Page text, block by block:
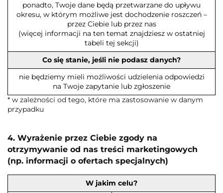
ponadto, Twoje dane będą przetwarzane do upływu
okresu, w którym możliwe jest dochodzenie roszczeń –
przez Ciebie lub przez nas
(więcej informacji na ten temat znajdziesz w ostatniej
tabeli tej sekcji)
Co się stanie, jeśli nie podasz danych?
nie będziemy mieli możliwości udzielenia odpowiedzi
na Twoje zapytanie lub zgłoszenie
* w zależności od tego, które ma zastosowanie w danym
przypadku
4. Wyrażenie przez Ciebie zgody na
otrzymywanie od nas treści marketingowych
(np. informacji o ofertach specjalnych)
W jakim celu?